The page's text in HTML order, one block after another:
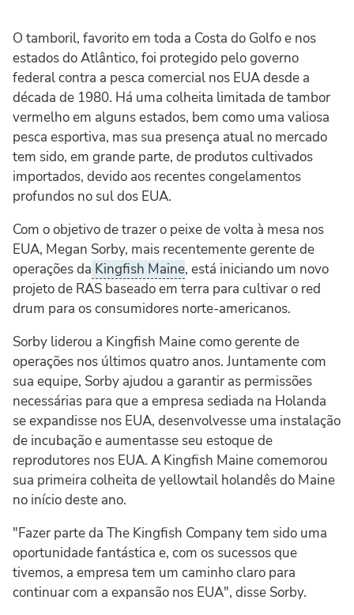
O tamboril, favorito em toda a Costa do Golfo e nos
estados do Atlântico, foi protegido pelo governo
federal contra a pesca comercial nos EUA desde a
década de 1980. Há uma colheita limitada de tambor
vermelho em alguns estados, bem como uma valiosa
pesca esportiva, mas sua presença atual no mercado
tem sido, em grande parte, de produtos cultivados
importados, devido aos recentes congelamentos
profundos no sul dos EUA.
Com o objetivo de trazer o peixe de volta à mesa nos
EUA, Megan Sorby, mais recentemente gerente de
operações da Kingfish Maine, está iniciando um novo
projeto de RAS baseado em terra para cultivar o red
drum para os consumidores norte-americanos.
Sorby liderou a Kingfish Maine como gerente de
operações nos últimos quatro anos. Juntamente com
sua equipe, Sorby ajudou a garantir as permissões
necessárias para que a empresa sediada na Holanda
se expandisse nos EUA, desenvolvesse uma instalação
de incubação e aumentasse seu estoque de
reprodutores nos EUA. A Kingfish Maine comemorou
sua primeira colheita de yellowtail holandês do Maine
no início deste ano.
"Fazer parte da The Kingfish Company tem sido uma
oportunidade fantástica e, com os sucessos que
tivemos, a empresa tem um caminho claro para
continuar com a expansão nos EUA", disse Sorby.